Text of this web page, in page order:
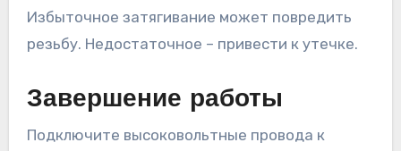
Избыточное затягивание может повредить
резьбу. Недостаточное – привести к утечке.
Завершение работы
Подключите высоковольтные провода к